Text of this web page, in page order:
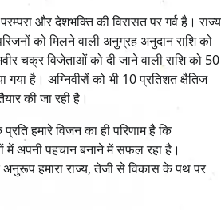
और देशभक्ति की विरासत पर गर्व है। राज्य
को मिलने वाली अनुग्रह अनुदान राशि को
चक्र विजेताओं को दी जाने वाली राशि को 50
है। अग्निवीरों को भी 10 प्रतिशत क्षैतिज
की जा रही है।
हमारे विजन का ही परिणाम है कि
में अपनी पहचान बनाने में सफल रहा है।
हमारा राज्य, तेजी से विकास के पथ पर